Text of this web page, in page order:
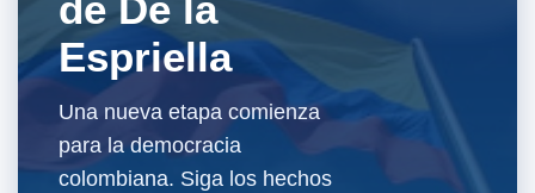
de De la
Espriella
Una nueva etapa comienza
para la democracia
colombiana. Siga los hechos